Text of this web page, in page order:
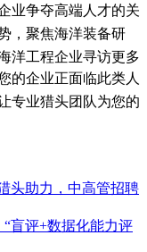
业争夺高端人才的关
，聚焦海洋装备研
洋工程企业寻访更多
的企业正面临此类人
专业猎头团队为您的
头助力，中高管招聘
盲评+数据化能力评